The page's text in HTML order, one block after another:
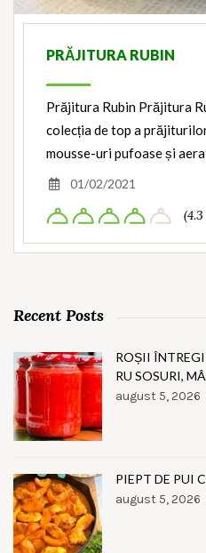
PRĂJITURA RUBIN
Prăjitura Rubin Prăjitura
colecția de top a
mousse-uri pufoase și
01/02/2021
Recent Posts
ROȘII
RU SOSURI,
august 5, 2026
PIEPT DE PUI
august 5, 2026